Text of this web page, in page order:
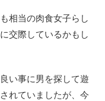
相当の肉食女子らし
交際しているかもし
い事に男を探して遊
れていましたが、今